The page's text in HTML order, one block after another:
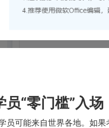
“零门槛”入场
可能来自世界各地。如